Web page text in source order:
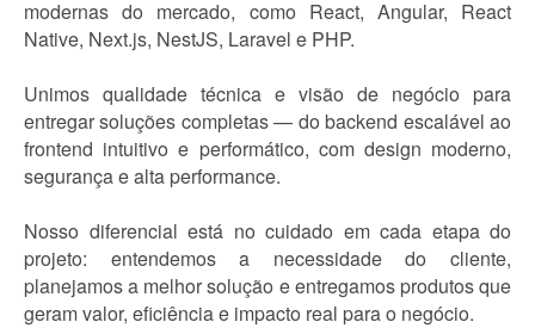
modernas do mercado, como React, Angular, React
Native, Next.js, NestJS, Laravel e PHP.
Unimos qualidade técnica e visão de negócio para
entregar soluções completas — do backend escalável ao
frontend intuitivo e performático, com design moderno,
segurança e alta performance.
Nosso diferencial está no cuidado em cada etapa do
projeto: entendemos a necessidade do cliente,
planejamos a melhor solução e entregamos produtos que
geram valor, eficiência e impacto real para o negócio.